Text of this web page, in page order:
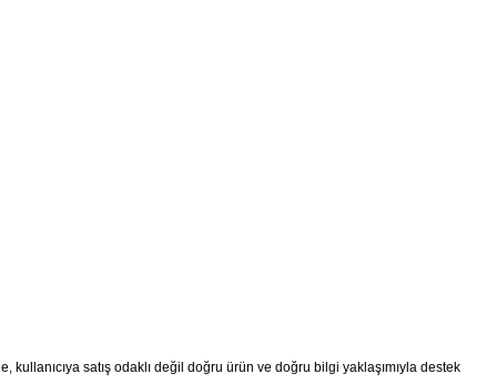
satış odaklı değil doğru ürün ve doğru bilgi yaklaşımıyla destek